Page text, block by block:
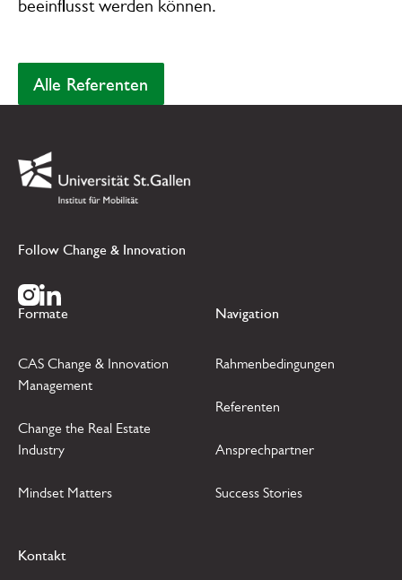
beeinflusst werden können.
Alle Referenten
Link zur Startseite
Follow Change & Innovation
Zur Instagram Seite
Zur LinkedIn Seite
Formate
CAS Change & Innovation
Management
Change the Real Estate
Industry
Mindset Matters
Navigation
Rahmenbedingungen
Referenten
Ansprechpartner
Success Stories
Kontakt